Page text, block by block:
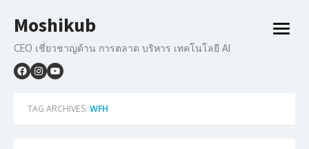
to
Moshikub
CEO เชี่ยวชาญด้าน การตลาด บริหาร เทคโนโลยี AI
open
TAG ARCHIVES: WFH